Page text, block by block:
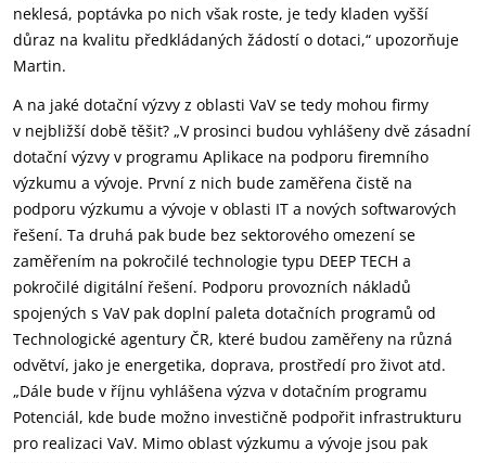
neklesá, poptávka po nich však roste, je tedy kladen vyšší
důraz na kvalitu předkládaných žádostí o dotaci,“ upozorňuje
Martin.
A na jaké dotační výzvy z oblasti VaV se tedy mohou firmy
v nejbližší době těšit? „V prosinci budou vyhlášeny dvě zásadní
dotační výzvy v programu Aplikace na podporu firemního
výzkumu a vývoje. První z nich bude zaměřena čistě na
podporu výzkumu a vývoje v oblasti IT a nových softwarových
řešení. Ta druhá pak bude bez sektorového omezení se
zaměřením na pokročilé technologie typu DEEP TECH a
pokročilé digitální řešení. Podporu provozních nákladů
spojených s VaV pak doplní paleta dotačních programů od
Technologické agentury ČR, které budou zaměřeny na různá
odvětví, jako je energetika, doprava, prostředí pro život atd.
„Dále bude v říjnu vyhlášena výzva v dotačním programu
Potenciál, kde bude možno investičně podpořit infrastrukturu
pro realizaci VaV. Mimo oblast výzkumu a vývoje jsou pak